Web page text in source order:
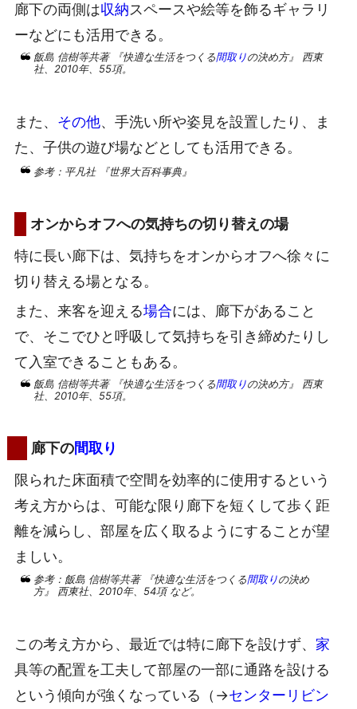
廊下の両側は収納スペースや絵等を飾るギャラリ
ーなどにも活用できる。
飯島 信樹等共著 『快適な生活をつくる間取りの決め方』 西東
社、2010年、55項。
また、 その他、手洗い所や姿見を設置したり、ま
た、子供の遊び場などとしても活用できる。
参考：平凡社 『世界大百科事典』
オンからオフへの気持ちの切り替えの場
特に長い廊下は、気持ちをオンからオフへ徐々に
切り替える場となる。
また、来客を迎える場合には、廊下があること
で、そこでひと呼吸して気持ちを引き締めたりし
て入室できることもある。
飯島 信樹等共著 『快適な生活をつくる間取りの決め方』 西東
社、2010年、55項。
廊下の間取り
限られた床面積で空間を効率的に使用するという
考え方からは、可能な限り廊下を短くして歩く距
離を減らし、部屋を広く取るようにすることが望
ましい。
参考：飯島 信樹等共著 『快適な生活をつくる間取りの決め
方』 西東社、2010年、54項 など。
この考え方から、最近では特に廊下を設けず、 家
具等の配置を工夫して部屋の一部に通路を設ける
という傾向が強くなっている（→センターリビン